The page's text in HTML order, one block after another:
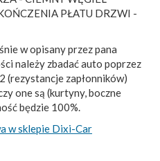
PŁATU DRZWI -
w opisany przez pana
należy zbadać auto poprzez
(rezystancje zapłonników)
one są (kurtyny, boczne
będzie 100%.
w sklepie Dixi-Car